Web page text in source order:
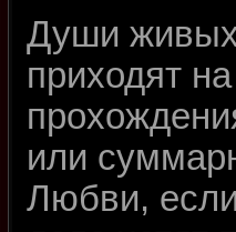
Души
приходят
или
Любви,